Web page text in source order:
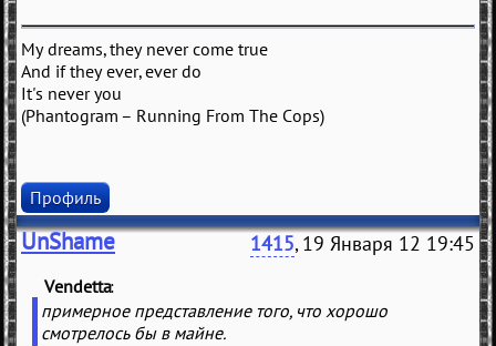
My dreams, they never come true
And if they ever, ever do
It's never you
(Phantogram – Running From The Cops)
Профиль
UnShame 1415, 19 Января 12 19:45
Vendetta
примерное представление того, что хорошо
смотрелось бы в майне.